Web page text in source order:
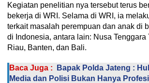
Kegiatan penelitian nya tersebut terus
bekerja di WRI. Selama di WRI, ia
terkait masalah perempuan dan anak di
di Indonesia, antara lain: Nusa Tenggara
Riau, Banten, dan Bali.
Baca Juga :
Bapak Polda Jateng :
Media dan Polisi Bukan Hanya